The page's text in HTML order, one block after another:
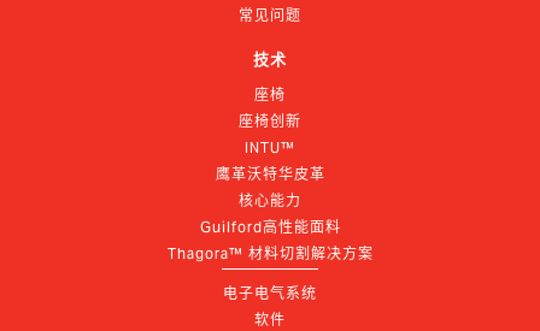
常见问题
技术
座椅
座椅创新
INTU™
鹰革沃特华皮革
核心能力
Guilford高性能面料
Thagora™ 材料切割解决方案
电子电气系统
软件